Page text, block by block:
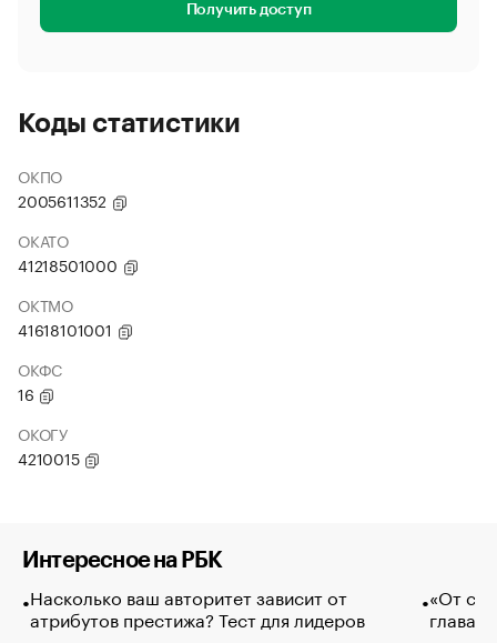
Получить доступ
Коды статистики
ОКПО
2005611352
ОКАТО
41218501000
ОКТМО
41618101001
ОКФС
16
ОКОГУ
4210015
Интересное на РБК
Насколько ваш авторитет зависит от
атрибутов престижа? Тест для лидеров
«От
глава